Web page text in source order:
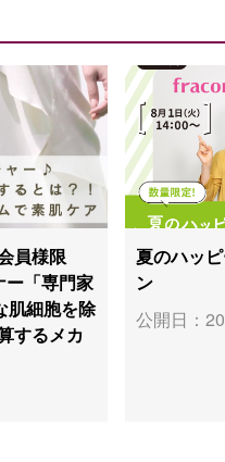
員様限
ー「専門家
肌細胞を除
するメカ
夏のハッ
ン
公開日：